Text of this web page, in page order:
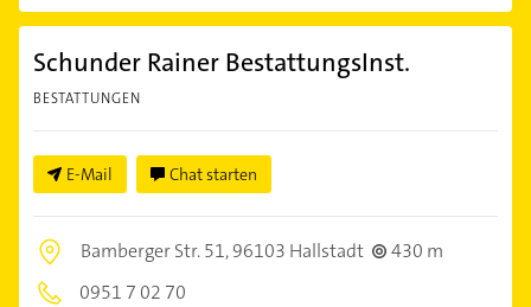
Schunder Rainer BestattungsInst.
BESTATTUNGEN
E-Mail Chat starten
Bamberger Str. 51,96103 Hallstadt
430 m
0951 7 02 70